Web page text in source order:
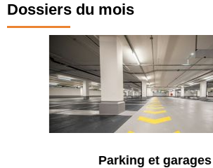
Dossiers du mois
Parking et garages